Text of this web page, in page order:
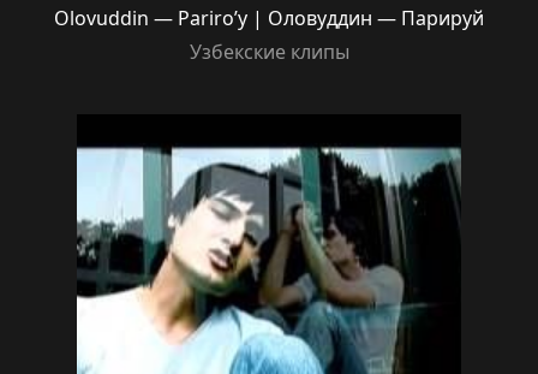
Olovuddin — Pariro’y | Оловуддин — Парируй
Узбекские клипы